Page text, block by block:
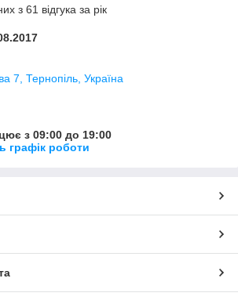
з 61 відгука за рік
7, Тернопіль, Україна
з 09:00 до 19:00
графік роботи